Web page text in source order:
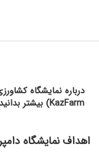
KazFarm) بیشتر بدانید!
اهداف نمایشگاه